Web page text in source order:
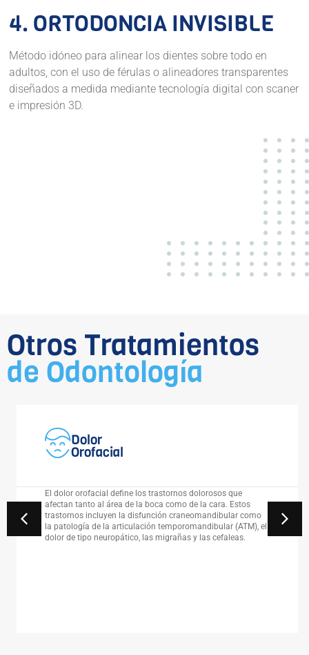
4. ORTODONCIA INVISIBLE
Método idóneo para alinear los dientes sobre todo en
adultos, con el uso de férulas o alineadores transparentes
diseñados a medida mediante tecnología digital con scaner
e impresión 3D.
Otros Tratamientos
de Odontología
Dolor
Orofacial
El dolor orofacial define los trastornos dolorosos que
afectan tanto al área de la boca como de la cara. Estos
trastornos incluyen la disfunción craneomandibular como
la patología de la articulación temporomandibular (ATM), el
dolor de tipo neuropático, las migrañas y las cefaleas.